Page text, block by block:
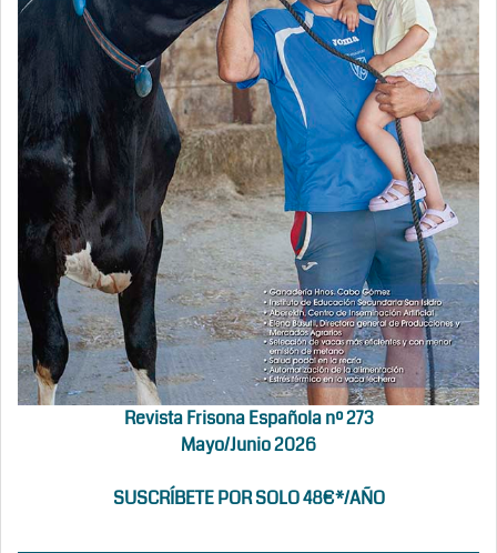
Revista Frisona Española nº 273
Mayo/Junio 2026
SUSCRÍBETE POR SOLO 48€*/AÑO